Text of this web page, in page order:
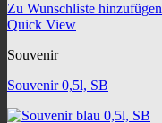
Zu Wunschliste hinzufügen
Quick View
Souvenir
Souvenir 0,5l, SB